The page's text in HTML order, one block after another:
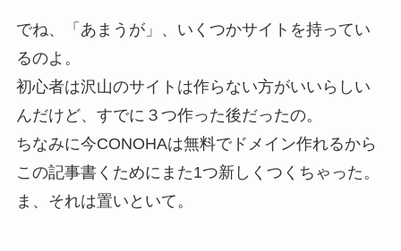
でね、「あまうが」、いくつかサイトを持ってい
るのよ。
初心者は沢山のサイトは作らない方がいいらしい
んだけど、すでに３つ作った後だったの。
ちなみに今CONOHAは無料でドメイン作れるから
この記事書くためにまた1つ新しくつくちゃった。
ま、それは置いといて。